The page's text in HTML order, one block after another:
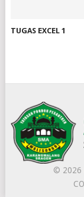
TUGAS EXCEL 1
© 2026